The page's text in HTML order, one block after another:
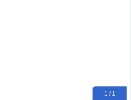
1 / 1